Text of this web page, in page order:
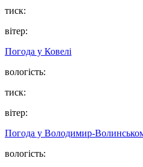
тиск:
вітер:
Погода у Ковелі
вологість:
тиск:
вітер:
Погода у Володимир-
вологість: